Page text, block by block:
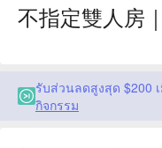
不指定雙人房
รับส่วนลดสูงสุด $200
กิจกรรม